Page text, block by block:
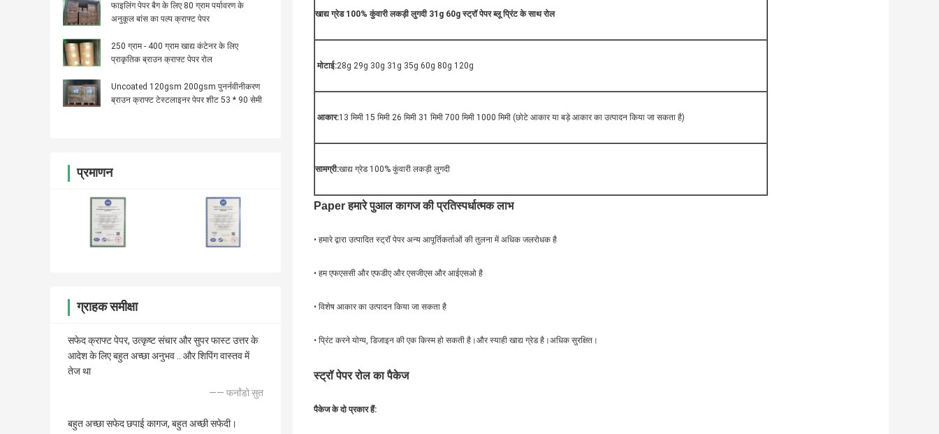
फाइलिंग पेपर बैग के लिए 80 ग्राम पर्यावरण के
अनुकूल बांस का पल्प क्राफ्ट पेपर
250 ग्राम - 400 ग्राम खाद्य कंटेनर के लिए
प्राकृतिक ब्राउन क्राफ्ट पेपर रोल
Uncoated 120gsm 200gsm पुनर्नवीनीकरण
ब्राउन क्राफ्ट टेस्टलाइनर पेपर शीट 53 * 90 सेमी
प्रमाणन
ग्राहक समीक्षा
सफेद क्राफ्ट पेपर, उत्कृष्ट संचार और सुपर फास्ट उत्तर के
आदेश के लिए बहुत अच्छा अनुभव .. और शिपिंग वास्तव में
तेज था
—— फर्नांडो सुत
बहुत अच्छा सफेद छपाई कागज, बहुत अच्छी सफेदी।
खाद्य ग्रेड 100% कुंवारी लकड़ी लुगदी 31g 60g स्ट्रॉ पेपर ब्लू प्रिंट के साथ रोल
मोटाई:28g 29g 30g 31g 35g 60g 80g 120g
आकार:13 मिमी 15 मिमी 26 मिमी 31 मिमी 700 मिमी 1000 मिमी (छोटे आकार या बड़े आकार का उत्पादन किया जा सकता है)
सामग्री:खाद्य ग्रेड 100% कुंवारी लकड़ी लुगदी
Paper हमारे पुआल कागज की प्रतिस्पर्धात्मक लाभ
• हमारे द्वारा उत्पादित स्ट्रॉ पेपर अन्य आपूर्तिकर्ताओं की तुलना में अधिक जलरोधक है
• हम एफएससी और एफडीए और एसजीएस और आईएसओ है
• विशेष आकार का उत्पादन किया जा सकता है
• प्रिंट करने योग्य, डिजाइन की एक किस्म हो सकती है।और स्याही खाद्य ग्रेड है।अधिक सुरक्षित।
स्ट्रॉ पेपर रोल का पैकेज
पैकेज के दो प्रकार हैं: